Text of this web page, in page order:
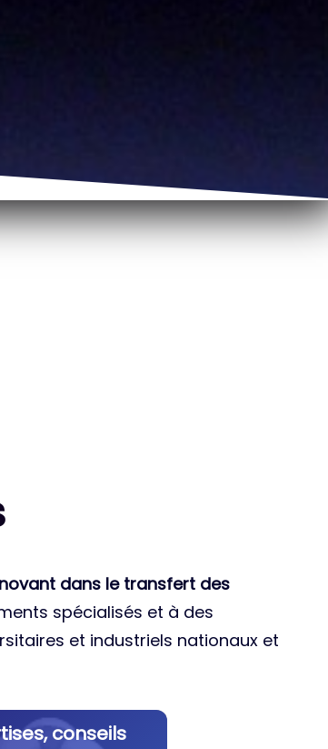
dans le transfert des
spécialisés et à des
et industriels nationaux et
conseils